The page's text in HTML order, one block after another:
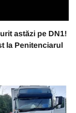
astăzi pe DN1!
la Penitenciarul